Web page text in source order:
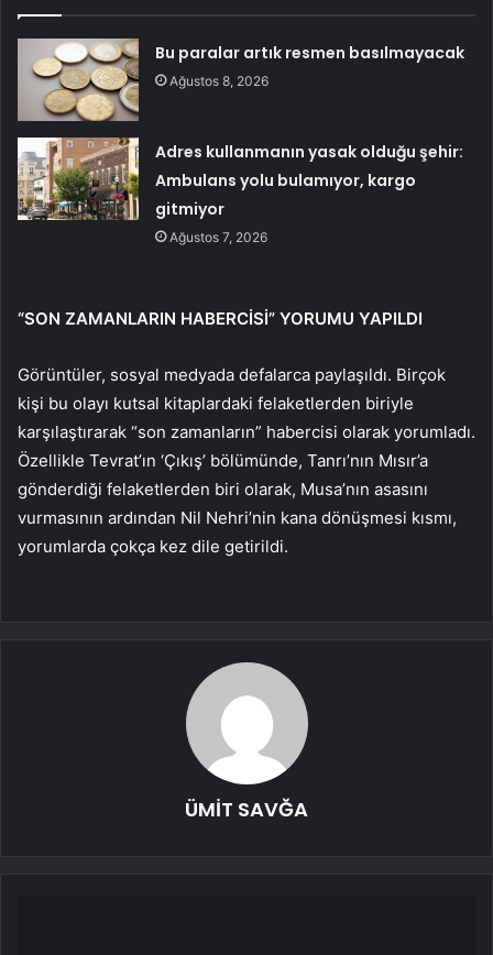
Bu paralar artık resmen basılmayacak
Ağustos 8, 2026
Adres kullanmanın yasak olduğu şehir:
Ambulans yolu bulamıyor, kargo
gitmiyor
Ağustos 7, 2026
“SON ZAMANLARIN HABERCİSİ” YORUMU YAPILDI
Görüntüler, sosyal medyada defalarca paylaşıldı. Birçok
kişi bu olayı kutsal kitaplardaki felaketlerden biriyle
karşılaştırarak “son zamanların” habercisi olarak yorumladı.
Özellikle Tevrat’ın ‘Çıkış’ bölümünde, Tanrı’nın Mısır’a
gönderdiği felaketlerden biri olarak, Musa’nın asasını
vurmasının ardından Nil Nehri’nin kana dönüşmesi kısmı,
yorumlarda çokça kez dile getirildi.
ÜMİT SAVĞA